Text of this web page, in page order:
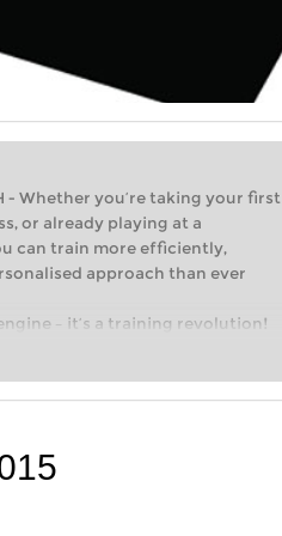
- Whether you’re taking your first
or already playing at a
can train more efficiently,
approach than ever
– it’s a training revolution!
into the world of club chess,
with a more personalised